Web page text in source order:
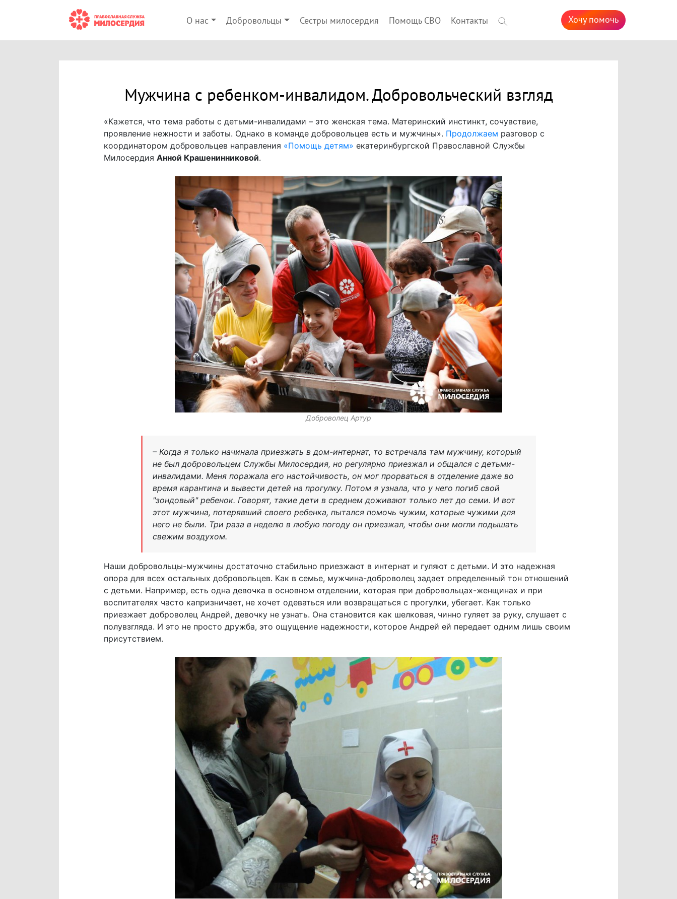
О нас Добровольцы Сестры милосердия Помощь СВО Контакты Хочу помочь
Мужчина с ребенком-инвалидом. Добровольческий взгляд
«Кажется, что тема работы с детьми-инвалидами – это женская тема. Материнский инстинкт, сочувствие,
проявление нежности и заботы. Однако в команде добровольцев есть и мужчины». Продолжаем разговор с
координатором добровольцев направления «Помощь детям» екатеринбургской Православной Службы
Милосердия Анной Крашенинниковой.
Доброволец Артур
– Когда я только начинала приезжать в дом-интернат, то встречала там мужчину, который
не был добровольцем Службы Милосердия, но регулярно приезжал и общался с детьми-
инвалидами. Меня поражала его настойчивость, он мог прорваться в отделение даже во
время карантина и вывести детей на прогулку. Потом я узнала, что у него погиб свой
"зондовый" ребенок. Говорят, такие дети в среднем доживают только лет до семи. И вот
этот мужчина, потерявший своего ребенка, пытался помочь чужим, которые чужими для
него не были. Три раза в неделю в любую погоду он приезжал, чтобы они могли подышать
свежим воздухом.
Наши добровольцы-мужчины достаточно стабильно приезжают в интернат и гуляют с детьми. И это надежная
опора для всех остальных добровольцев. Как в семье, мужчина-доброволец задает определенный тон отношений
с детьми. Например, есть одна девочка в основном отделении, которая при добровольцах-женщинах и при
воспитателях часто капризничает, не хочет одеваться или возвращаться с прогулки, убегает. Как только
приезжает доброволец Андрей, девочку не узнать. Она становится как шелковая, чинно гуляет за руку, слушает с
полувзгляда. И это не просто дружба, это ощущение надежности, которое Андрей ей передает одним лишь своим
присутствием.